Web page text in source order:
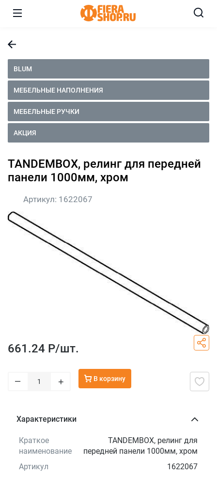
BLUM
МЕБЕЛЬНЫЕ НАПОЛНЕНИЯ
МЕБЕЛЬНЫЕ РУЧКИ
АКЦИЯ
TANDEMBOX, релинг для передней
панели 1000мм, хром
Артикул: 1622067
661.24 Р/шт.
– + В корзину
Характеристики
Краткое
наименование
TANDEMBOX, релинг для
передней панели 1000мм, хром
Артикул
1622067